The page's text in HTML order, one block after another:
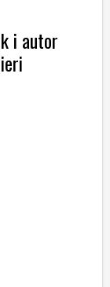
i autor